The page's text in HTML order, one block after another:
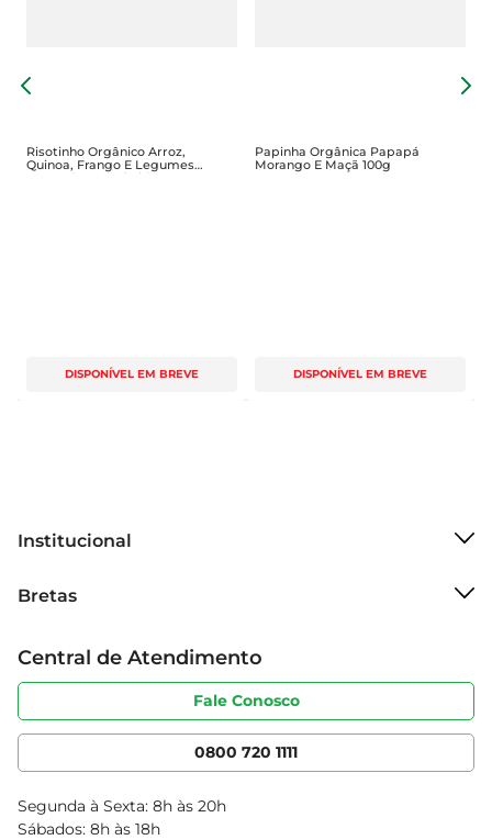
Risotinho Orgânico Arroz,
Quinoa, Frango E Legumes
Papapá La Chef Vidro 180g
DISPONÍVEL EM BREVE
Papinha Orgânica Papapá
Morango E Maçã 100g
DISPONÍVEL EM BREVE
Institucional
Grupo Cencosud
Sobre privacidade
Portal do fornecedor
Cencosud Media
Bretas
Produtos Bretas
Código de ética
Serviços
Clube Bretas
Blog Bretas
Black Friday
Central de Atendimento
Fale Conosco
0800 720 1111
Segunda à Sexta: 8h às 20h
Sábados: 8h às 18h